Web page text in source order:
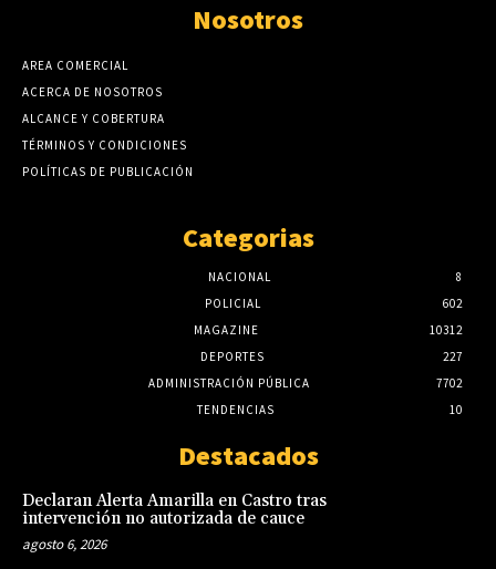
Nosotros
AREA COMERCIAL
ACERCA DE NOSOTROS
ALCANCE Y COBERTURA
TÉRMINOS Y CONDICIONES
POLÍTICAS DE PUBLICACIÓN
Categorias
NACIONAL
8
POLICIAL
602
MAGAZINE
10312
DEPORTES
227
ADMINISTRACIÓN PÚBLICA
7702
TENDENCIAS
10
Destacados
Declaran Alerta Amarilla en Castro tras
intervención no autorizada de cauce
agosto 6, 2026